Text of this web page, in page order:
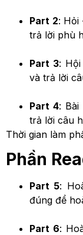
Part 2: Hỏi
trả lời phù
Part 3:
và trả lời
Part 4: Bài
trả lời câu
Thời gian làm
Phần
Part 5:
đúng để
Part 6: